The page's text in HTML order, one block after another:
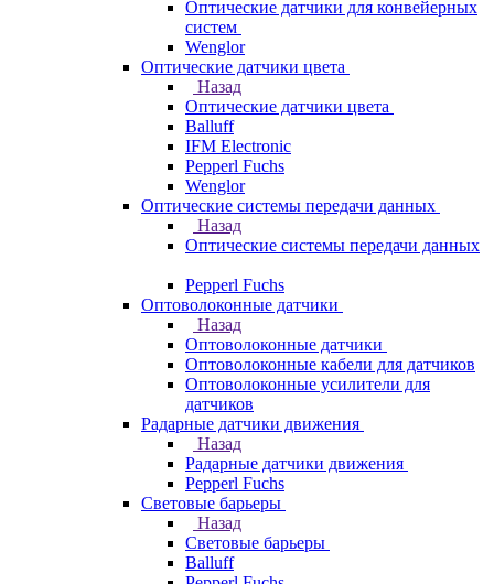
Оптические датчики для конвейерных
систем
Wenglor
Оптические датчики цвета
Назад
Оптические датчики цвета
Balluff
IFM Electronic
Pepperl Fuchs
Wenglor
Оптические системы передачи данных
Назад
Оптические системы передачи данных
Pepperl Fuchs
Оптоволоконные датчики
Назад
Оптоволоконные датчики
Оптоволоконные кабели для датчиков
Оптоволоконные усилители для
датчиков
Радарные датчики движения
Назад
Радарные датчики движения
Pepperl Fuchs
Световые барьеры
Назад
Световые барьеры
Balluff